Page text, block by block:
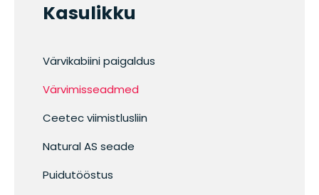
Kasulikku
Värvikabiini paigaldus
Värvimisseadmed
Ceetec viimistlusliin
Natural AS seade
Puidutööstus